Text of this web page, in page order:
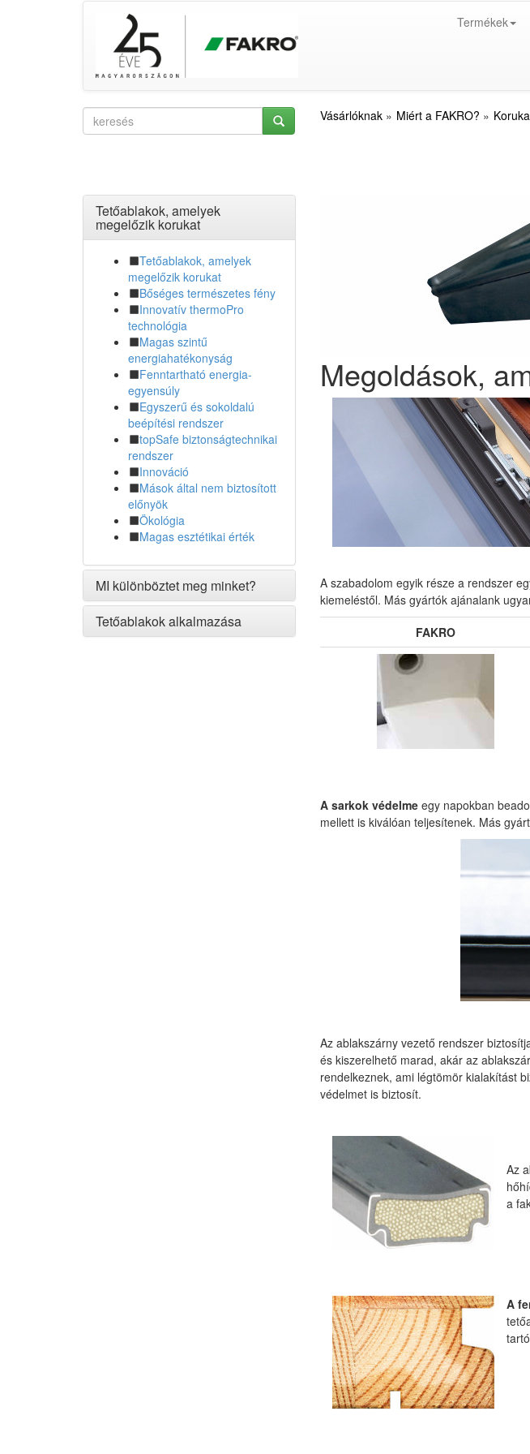
Termékek
Vásárlóknak Miért a FAKRO?
Tetőablakok, amelyek
megelőzik korukat
Tetőablakok, amelyek
megelőzik korukat
Bőséges természetes fény
Innovatív thermoPro
technológia
Magas szintű
energiahatékonyság
Fenntartható energia-
egyensúly
Egyszerű és sokoldalú
beépítési rendszer
topSafe biztonságtechnikai
rendszer
Innováció
Mások által nem biztosított
előnyök
Ökológia
Magas esztétikai érték
MI különböztet meg minket?
Tetőablakok alkalmazása
Megoldások,
A szabadolom egyik része a rendszer
kiemeléstől. Más gyártók ajánalank
FAKRO
A sarkok védelme egy napokban
mellett is kiválóan teljesítenek. Más
Az ablakszárny vezető rendszer
és kiszerelhető marad, akár az
rendelkeznek, ami légtömör kialakítást
védelmet is biztosít.
Az
a
A